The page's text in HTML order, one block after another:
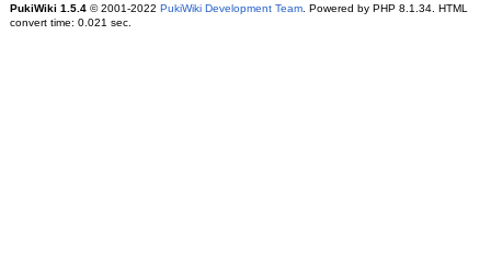
PukiWiki 1.5.4© 2001-2022 PukiWiki Development Team. Powered by PHP 8.1.34. HTML
convert time: 0.021 sec.